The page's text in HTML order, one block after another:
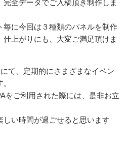
全データでご入稿頂き制作しま
毎に今回は３種類のパネルを制作
上がりにも、大変ご満足頂けま
て、定期的にさまざまなイベン
をご利用された際には、是非お立
しい時間が過ごせると思います